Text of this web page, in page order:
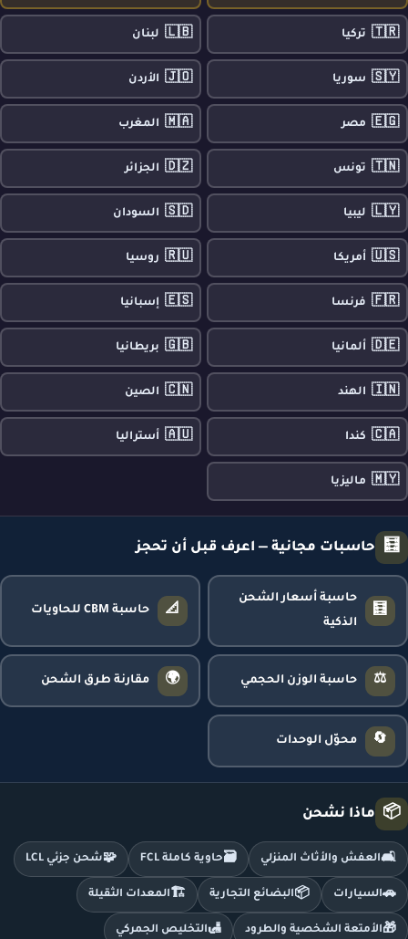
🇹🇷 تركيا 🇱🇧 لبنان
🇸🇾 سوريا 🇯🇴 الأردن
🇪🇬 مصر 🇲🇦 المغرب
🇹🇳 تونس 🇩🇿 الجزائر
🇱🇾 ليبيا 🇸🇩 السودان
🇺🇸 أمريكا 🇷🇺 روسيا
🇫🇷 فرنسا 🇪🇸 إسبانيا
🇩🇪 ألمانيا 🇬🇧 بريطانيا
🇮🇳 الهند 🇨🇳 الصين
🇨🇦 كندا 🇦🇺 أستراليا
🇲🇾 ماليزيا
🧮 حاسبات مجانية — اعرف قبل أن تحجز
🧮
حاسبة أسعار الشحن
الذكية
📐 حاسبة CBM للحاويات
⚖️ حاسبة الوزن الحجمي 🌍 مقارنة طرق الشحن
🔄 محوّل الوحدات
📦 ماذا نشحن
🛋️العفش والأثاث المنزلي 🗃️حاوية كاملة FCL 🧩شحن جزئي LCL
🚗السيارات 📦البضائع التجارية 🏗️ المعدات الثقيلة
🎁الأمتعة الشخصية والطرود 🛃التخليص الجمركي